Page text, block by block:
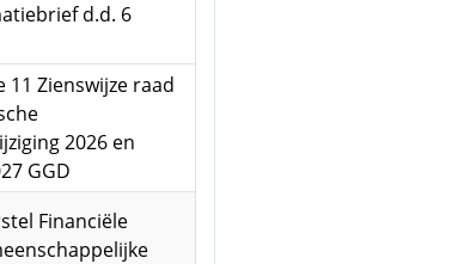
d.d. 6
11 Zienswijze raad
2026 en
GGD
Financiële